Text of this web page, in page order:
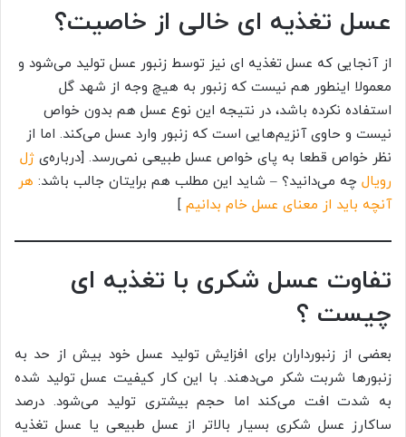
عسل تغذیه ای خالی از خاصیت؟
از آنجایی که عسل تغذیه ای نیز توسط زنبور عسل تولید می‌شود و
معمولا اینطور هم نیست که زنبور به هیچ وجه از شهد گل
استفاده نکرده باشد، در نتیجه این نوع عسل هم بدون خواص
نیست و حاوی آنزیم‌هایی است که زنبور وارد عسل می‌کند. اما از
نظر خواص قطعا به پای خواص عسل طبیعی نمی‌رسد. [درباره‌ی ژل
رویال چه می‌دانید؟ – شاید این مطلب هم برایتان جالب باشد: هر
آنچه باید از معنای عسل خام بدانیم ]
تفاوت عسل شکری با تغذیه‌ ای
چیست ؟
بعضی از زنبورداران برای افزایش تولید عسل خود بیش از حد به
زنبورها شربت شکر می‌دهند. با این کار کیفیت عسل تولید شده
به شدت افت می‌کند اما حجم بیشتری تولید می‌شود. درصد
ساکارز عسل شکری بسیار بالاتر از عسل طبیعی یا عسل تغذیه